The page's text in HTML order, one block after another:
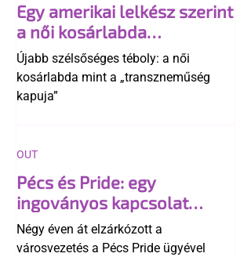
Egy amerikai lelkész szerint
a női kosárlabda
transzneműséghez vezet
Újabb szélsőséges téboly: a női
kosárlabda mint a „transzneműség
kapuja”
Pécs és Pride: egy
ingoványos kapcsolat
története
Négy éven át elzárkózott a
városvezetés a Pécs Pride ügyével
OUT